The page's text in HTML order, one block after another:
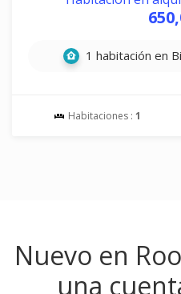
1 habitación en
Habitaciones : 1
Nuevo en
una